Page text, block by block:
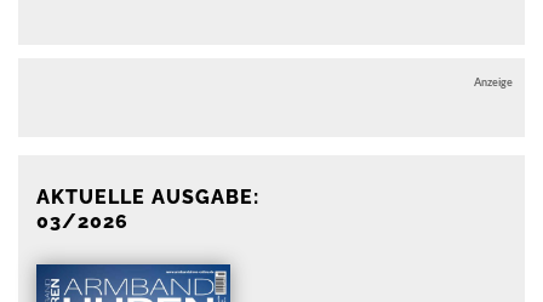
Anzeige
AKTUELLE AUSGABE:
03/2026